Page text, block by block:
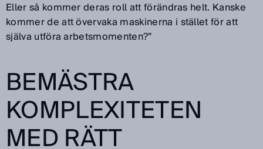
Eller så kommer deras roll att förändras helt. Kanske
kommer de att övervaka maskinerna i stället för att
själva utföra arbetsmomenten?”
BEMÄSTRA
KOMPLEXITETEN
MED RÄTT